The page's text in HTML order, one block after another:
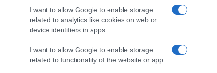
I want to allow Google to enable storage
related to analytics like cookies on web or
device identifiers in apps.
I want to allow Google to enable storage
related to functionality of the website or app.